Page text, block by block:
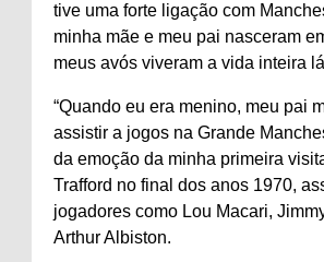
tive uma forte ligação com
minha mãe e meu pai nasceram
meus avós viveram a vida inteira
“Quando eu era menino, meu pai
assistir a jogos na Grande
da emoção da minha primeira
Trafford no final dos anos 1970,
jogadores como Lou Macari,
Arthur Albiston.